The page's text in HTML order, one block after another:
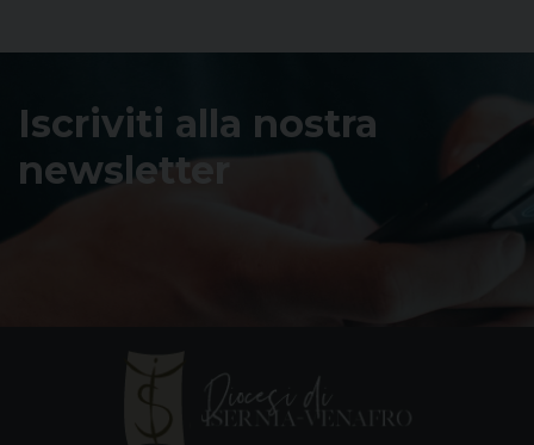
Iscriviti alla nostra
newsletter